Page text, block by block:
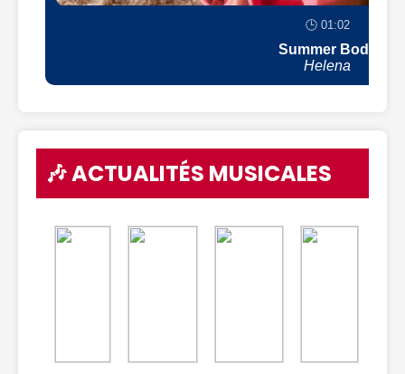
🕒 01:02
Summer Body
Helena
🎶 ACTUALITÉS MUSICALES